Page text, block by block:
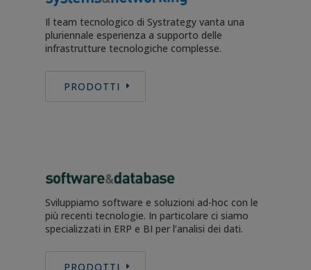
Il team tecnologico di Systrategy vanta una
pluriennale esperienza a supporto delle
infrastrutture tecnologiche complesse.
PRODOTTI
Sviluppiamo software e soluzioni ad-hoc con le
più recenti tecnologie. In particolare ci siamo
specializzati in ERP e BI per l’analisi dei dati.
PRODOTTI